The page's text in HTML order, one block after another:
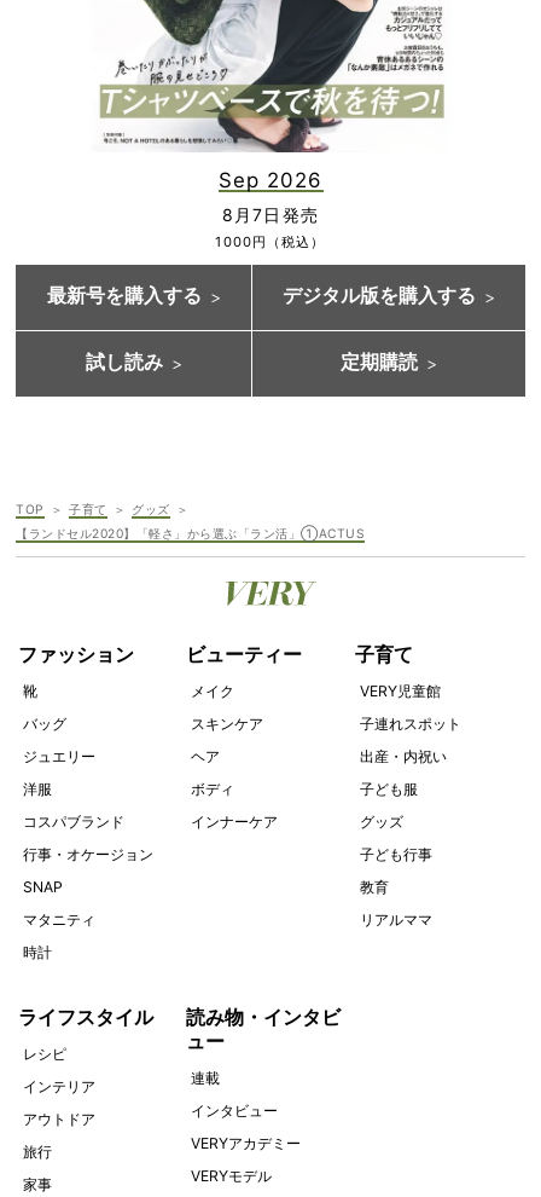
Sep 2026
8月7日発売
1000円（税込）
最新号を購入する デジタル版を購入する
試し読み 定期購読
TOP 子育て
グッズ
【ランドセル2020】「軽さ」から選ぶ「ラン活」①ACTUS
ファッション
靴
バッグ
ジュエリー
洋服
コスパブランド
行事・オケージョン
SNAP
マタニティ
時計
ビューティー
メイク
スキンケア
ヘア
ボディ
インナーケア
子育て
VERY児童館
子連れスポット
出産・内祝い
子ども服
グッズ
子ども行事
教育
リアルママ
ライフスタイル
レシピ
インテリア
アウトドア
旅行
家事
読み物・インタビ
ュー
連載
インタビュー
VERYアカデミー
VERYモデル